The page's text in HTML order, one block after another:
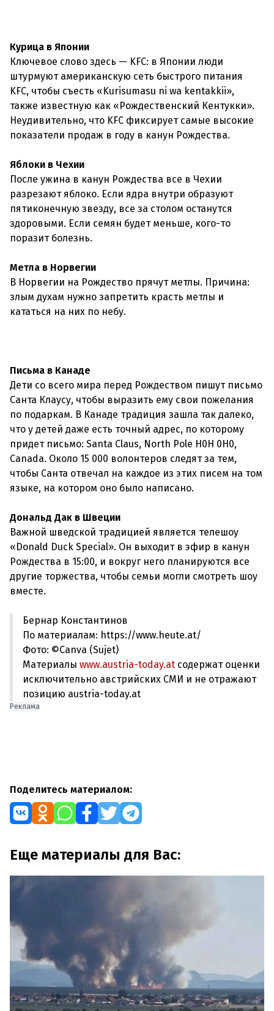
Курица в Японии
Ключевое слово здесь — KFC: в Японии люди
штурмуют американскую сеть быстрого питания
KFC, чтобы съесть «Kurisumasu ni wa kentakkii»,
также известную как «Рождественский Кентукки».
Неудивительно, что KFC фиксирует самые высокие
показатели продаж в году в канун Рождества.
Яблоки в Чехии
После ужина в канун Рождества все в Чехии
разрезают яблоко. Если ядра внутри образуют
пятиконечную звезду, все за столом останутся
здоровыми. Если семян будет меньше, кого-то
поразит болезнь.
Метла в Норвегии
В Норвегии на Рождество прячут метлы. Причина:
злым духам нужно запретить красть метлы и
кататься на них по небу.
Письма в Канаде
Дети со всего мира перед Рождеством пишут письмо
Санта Клаусу, чтобы выразить ему свои пожелания
по подаркам. В Канаде традиция зашла так далеко,
что у детей даже есть точный адрес, по которому
придет письмо: Santa Claus, North Pole H0H 0H0,
Canada. Около 15 000 волонтеров следят за тем,
чтобы Санта отвечал на каждое из этих писем на том
языке, на котором оно было написано.
Дональд Дак в Швеции
Важной шведской традицией является телешоу
«Donald Duck Special». Он выходит в эфир в канун
Рождества в 15:00, и вокруг него планируются все
другие торжества, чтобы семьи могли смотреть шоу
Бернар Константинов
По материалам: https://www.heute.at/
Фото: ©Canva (Sujet)
Материалы www.austria-today.at содержат оценки
исключительно австрийских СМИ и не отражают
позицию austria-today.at
Реклама
Поделитесь материалом:
Еще материалы для Вас: